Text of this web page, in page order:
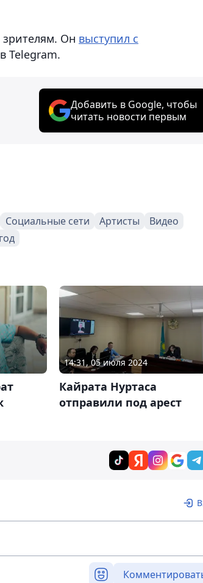
Он выступил с
Telegram.
Добавить в Google, чтобы
читать новости первым
Социальные сети Артисты
Видео
14:31, 05 июля 2024
Кайрата Нуртаса
отправили под арест